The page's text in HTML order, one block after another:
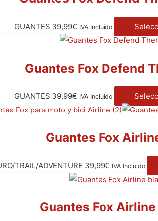
GUANTES 39,99€ IVA Incluido
Guantes Fox Defend
GUANTES 39,99€ IVA Incluido
Guantes Fox
TRAIL/ADVENTURE 39,99€ IVA Incluido
Guantes Fox